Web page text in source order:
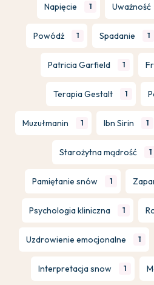
Napięcie 1 Uważność
Powódź 1 Spadanie 1
Patricia Garfield 1
Terapia Gestalt 1
Muzułmanin 1 Ibn Sirin 1
Starożytna mądrość 1
Pamiętanie snów 1
Psychologia kliniczna 1
Uzdrowienie emocjonalne 1
Interpretacja snow 1